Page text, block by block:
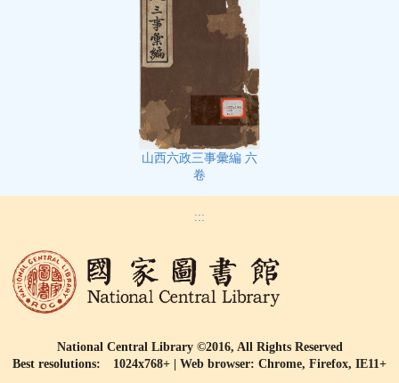
山西六政三事彙編 六
卷
:::
National Central Library ©2016, All Rights Reserved
Best resolutions: 1024x768+ | Web browser: Chrome, Firefox, IE11+